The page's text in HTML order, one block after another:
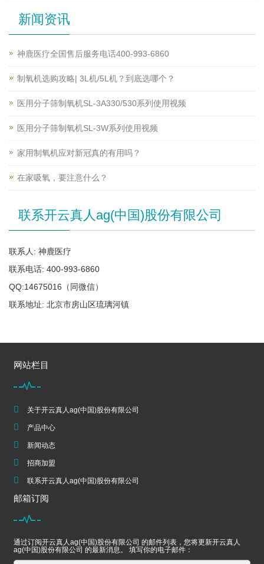
新闻资讯
神鹿医疗全国售后服务电话400-993-6860
制氧机选购攻略| 3L机/5L机？到底选哪个？
医用分子筛制氧机SL-3A330/530系列使用视频
医用分子筛制氧机SL-3W系列使用视频
家用制氧机应对新冠真的有用吗？
在家吸氧，要注意什么？
联系开云真人ag(中国)股份有限公司
联系人: 神鹿医疗
联系电话: 400-993-6860
QQ:14675016（同微信）
联系地址: 北京市房山区琉璃河镇
网站栏目
关于开云真人ag(中国)股份有限公司
产品中心
新闻动态
招商加盟
联系开云真人ag(中国)股份有限公司
邮箱订阅
通过订阅开云真人ag(中国)股份有限公司 的邮件列表，您将更新开云真人
ag(中国)股份有限公司 的最新消息。 填写你的电子邮件：